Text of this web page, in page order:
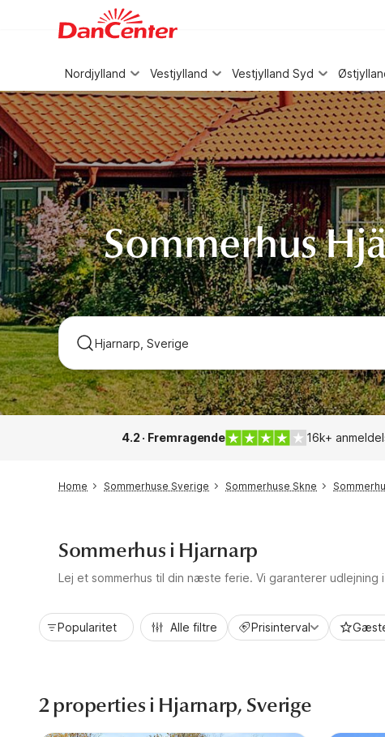
WIZARD MEMBER
Nordjylland Vestjylland Vestjylland Syd
Sommerhus
4.2 · Fremragende 16k+
Home Sommerhuse Sverige Sommerhuse Skne
Sommerhus i Hjarnarp
Lej et sommerhus til din næste ferie. Vi garanterer udlejning
Popularitet Alle filtre Prisinterval
2 properties i Hjarnarp, Sverige